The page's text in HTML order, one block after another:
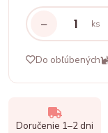
− ks
Do obľúbených
Doručenie 1–2 dni